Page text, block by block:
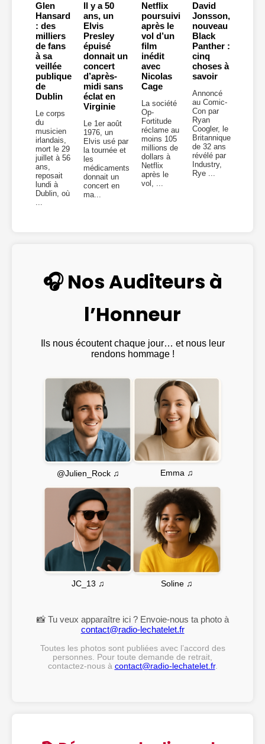
Glen
Hansard
: des
milliers
de fans
à sa
veillée
publique
de
Dublin
Le corps
du
musicien
irlandais,
mort le 29
juillet à 56
ans,
reposait
lundi à
Dublin, où
...
Il y a 50
ans, un
Elvis
Presley
épuisé
donnait un
concert
d’après-
midi sans
éclat en
Virginie
Le 1er août
1976, un
Elvis usé par
la tournée et
les
médicaments
donnait un
concert en
ma...
Netflix
poursuivi
après le
vol d’un
film
inédit
avec
Nicolas
Cage
La société
Op-
Fortitude
réclame au
moins 105
millions de
dollars à
Netflix
après le
vol, ...
David
Jonsson,
nouveau
Black
Panther :
cinq
choses à
savoir
Annoncé
au Comic-
Con par
Ryan
Coogler, le
Britannique
de 32 ans
révélé par
Industry,
Rye ...
🎧 Nos Auditeurs à
l’Honneur
Ils nous écoutent chaque jour… et nous leur
rendons hommage !
@Julien_Rock ♫ Emma ♫
JC_13 ♫ Soline ♫
📸 Tu veux apparaître ici ? Envoie-nous ta photo à
contact@radio-lechatelet.fr
Toutes les photos sont publiées avec l’accord des
personnes. Pour toute demande de retrait,
contactez-nous à contact@radio-lechatelet.fr.